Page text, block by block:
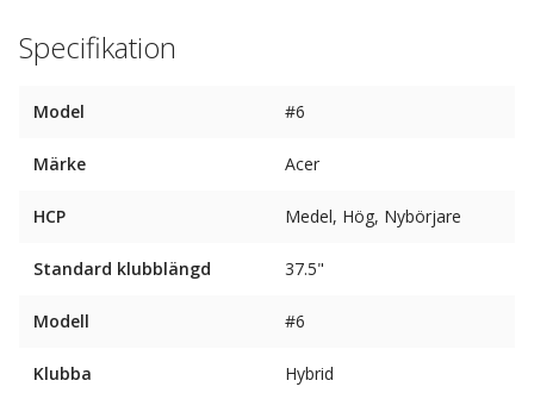
Specifikation
Model #6
Märke Acer
HCP Medel, Hög, Nybörjare
Standard klubblängd 37.5"
Modell #6
Klubba Hybrid